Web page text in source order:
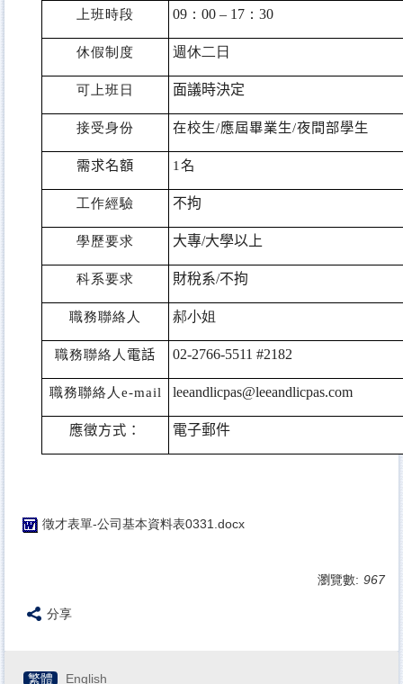
上班時段 09 ： 00 – 17 ： 30
休假制度 週休二日
可上班日 面議時決定
接受身份 在校生/應屆畢業生/夜間部學生
需求名額 1 名
工作經驗 不拘
學歷要求 大專/大學以上
科系要求 財稅系/不拘
職務聯絡人 郝小姐
職務聯絡人 電話 02-2766-5511 #2182
職務聯絡人 e-mail leeandlicpas@leeandlicpas.com
應徵方式： 電子郵件
徵才表單-公司基本資料表0331.docx
瀏覽數: 967
分享
繁體 English